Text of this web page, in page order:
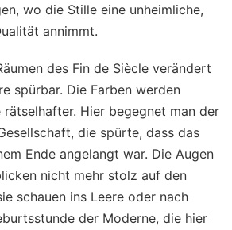
wo die Stille eine unheimliche,
annimmt.
des Fin de Siècle verändert
spürbar. Die Farben werden
rätselhafter. Hier begegnet man der
die spürte, dass das
Ende angelangt war. Die Augen
nicht mehr stolz auf den
schauen ins Leere oder nach
der Moderne, die hier